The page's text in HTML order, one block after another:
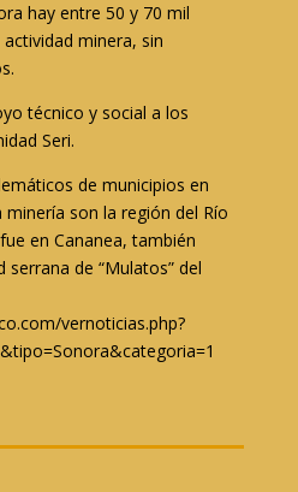
hay entre 50 y 70 mil
minera, sin
técnico y social a los
Seri.
de municipios en
son la región del Río
en Cananea, también
de “Mulatos” del
vernoticias.php?